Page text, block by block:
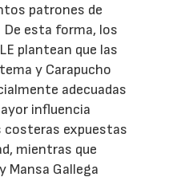
patrones de
esta forma, los
plantean que las
y Carapucho
adecuadas
influencia
costeras expuestas
mientras que
Mansa Gallega